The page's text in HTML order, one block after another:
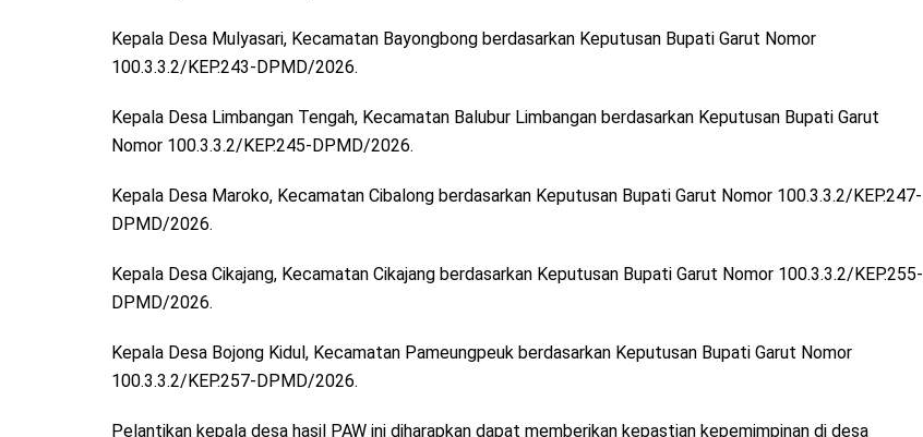
Kepala Desa Mulyasari, Kecamatan Bayongbong berdasarkan Keputusan Bupati Garut Nomor
100.3.3.2/KEP.243-DPMD/2026.
Kepala Desa Limbangan Tengah, Kecamatan Balubur Limbangan berdasarkan Keputusan Bupati Garut
Nomor 100.3.3.2/KEP.245-DPMD/2026.
Kepala Desa Maroko, Kecamatan Cibalong berdasarkan Keputusan Bupati Garut Nomor 100.3.3.2/KEP.247-
DPMD/2026.
Kepala Desa Cikajang, Kecamatan Cikajang berdasarkan Keputusan Bupati Garut Nomor 100.3.3.2/KEP.255-
DPMD/2026.
Kepala Desa Bojong Kidul, Kecamatan Pameungpeuk berdasarkan Keputusan Bupati Garut Nomor
100.3.3.2/KEP.257-DPMD/2026.
Pelantikan kepala desa hasil PAW ini diharapkan dapat memberikan kepastian kepemimpinan di desa